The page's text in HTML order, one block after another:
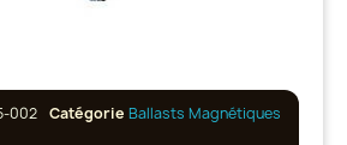
002 Catégorie Ballasts Magnétiques